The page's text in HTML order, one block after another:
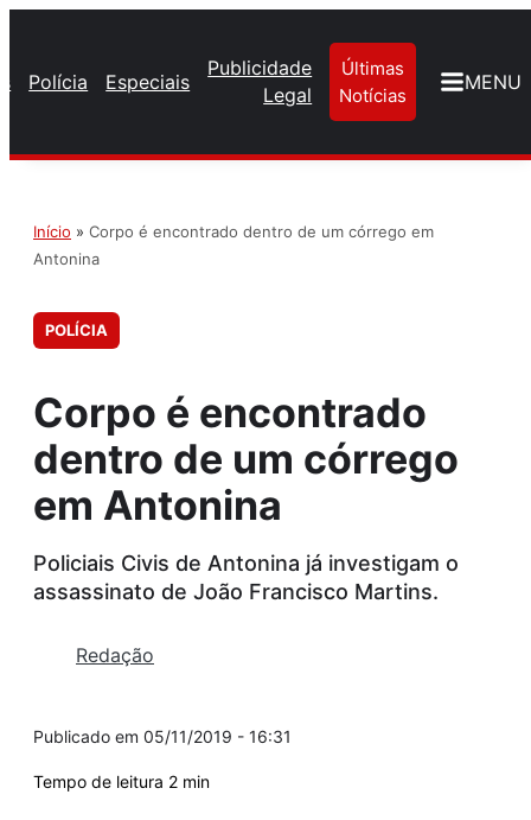
Polícia Especiais
Publicidade
Legal
Últimas
Notícias
MENU
Início » Corpo é encontrado dentro de um córrego em
Antonina
POLÍCIA
Corpo é encontrado
dentro de um córrego
em Antonina
Policiais Civis de Antonina já investigam o
assassinato de João Francisco Martins.
Redação
05/11/2019 - 16:31